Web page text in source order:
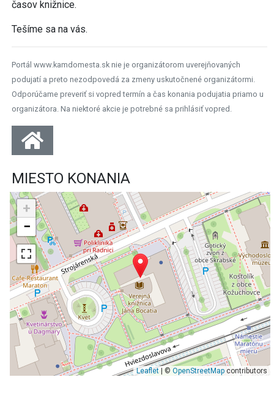
časov knižnice.
Tešíme sa na vás.
Portál www.kamdomesta.sk nie je organizátorom uverejňovaných
podujatí a preto nezodpovedá za zmeny uskutočnené organizátormi.
Odporúčame preveriť si vopred termín a čas konania podujatia priamo u
organizátora. Na niektoré akcie je potrebné sa prihlásiť vopred.
MIESTO KONANIA
+
−
Leaflet| © OpenStreetMapcontributors